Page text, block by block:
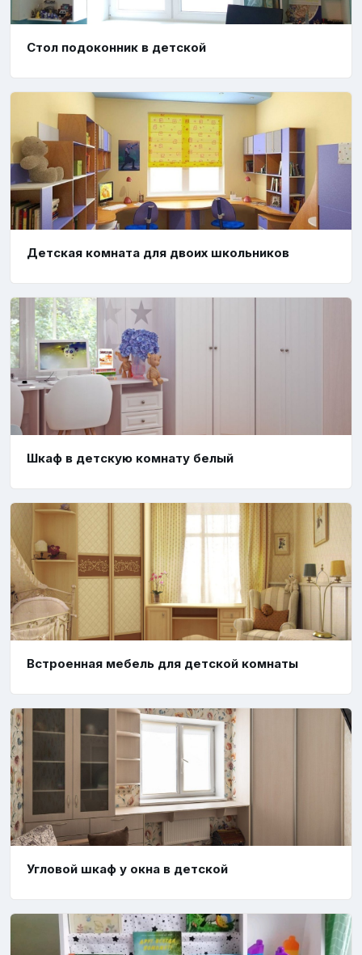
Стол подоконник в детской
Детская комната для двоих школьников
Шкаф в детскую комнату белый
Встроенная мебель для детской комнаты
Угловой шкаф у окна в детской